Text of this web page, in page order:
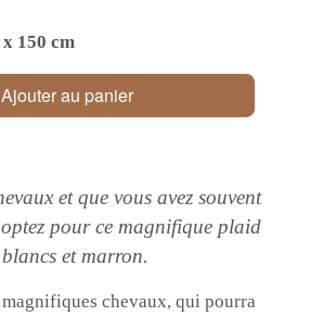
x 150 cm
Ajouter au panier
et que vous avez souvent
pour ce magnifique plaid
et marron.
chevaux, qui pourra